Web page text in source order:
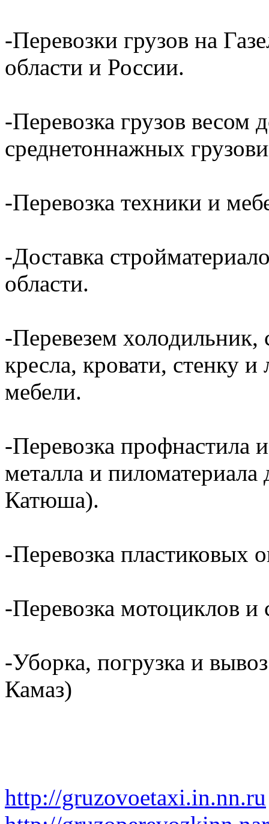
-Перевозки грузов на
области и России.
-Перевозка грузов весом
среднетоннажных
-Перевозка техники и
-Доставка
области.
-Перевезем
кресла, кровати, стенку
мебели.
-Перевозка профнастила
металла и
Катюша).
-Перевозка пластиковых
-Перевозка мотоциклов и
-Уборка, погрузка и
Камаз)
http://gruzovoetaxi.in.nn.ru